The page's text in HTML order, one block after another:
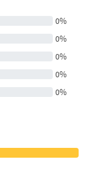
0%
0%
0%
0%
0%